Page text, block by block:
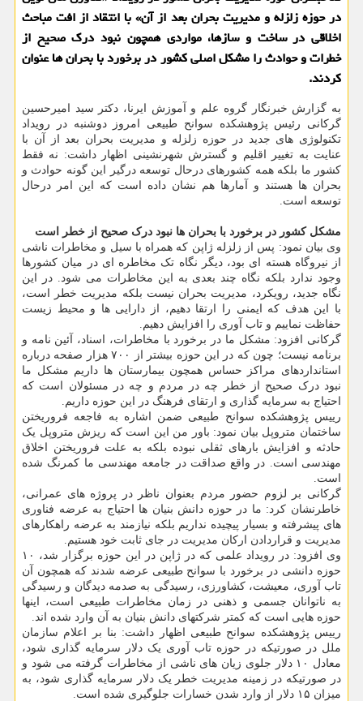
در حوزه زلزله و مدیریت بحران بعد از آن» با انتقاد از افت مباحث
اخلاقی در ساخت و سازها، مواردی همچون نبود درک صحیح از
خطرات و حوادث را مشکل اصلی کشور در برخورد با بحران ها عنوان
کردند.
به گزارش خبرنگار گروه علم و آموزش ایرنا، دکتر سید امیرحسین
گرکانی رئیس پژوهشکده سوانح طبیعی امروز دوشنبه در رویداد
تکنولوژی های جدید در حوزه زلزله و مدیریت بحران بعد از آن با
عنایت به تغییر اقلیم و گسترش شهرنشینی اظهار داشت: نه فقط
کشور ما بلکه همه کشورهای درحال توسعه درگیر این گونه حوادث و
بحران ها هستند و آمارها هم نشان داده است که این امر درحال
توسعه است.
مشکل کشور در برخورد با بحران ها نبود درک صحیح از خطر است
وی بیان نمود: پس از زلزله ژاپن که همراه با سیل و مخاطرات ناشی
از نیروگاه هسته ای بود، دیگر نگاه تک مخاطره ای در میان کشورها
وجود ندارد بلکه نگاه چند بعدی به این مخاطرات می شود. در این
نگاه جدید، رویکرد، مدیریت بحران نیست بلکه مدیریت خطر است،
با این هدف که ایمنی را ارتقا دهیم، از دارایی ها و محیط زیست
حفاظت نماییم و تاب آوری را افزایش دهیم.
گرکانی افزود: مشکل ما در برخورد با مخاطرات، اسناد، آئین نامه و
برنامه نیست؛ چون که در این حوزه بیشتر از ۷۰۰ هزار صفحه درباره
استانداردهای مراکز حساس همچون بیمارستان ها داریم مشکل ما
نبود درک صحیح از خطر چه در مردم و چه در مسئولان است که
احتیاج به سرمایه گذاری و ارتقای فرهنگ در این حوزه داریم.
رییس پژوهشکده سوانح طبیعی ضمن اشاره به فاجعه فروریختن
ساختمان متروپل بیان نمود: باور من این است که ریزش متروپل یک
حادثه و افزایش بارهای ثقلی نبوده بلکه به علت فروریختن اخلاق
مهندسی است. در واقع صداقت در جامعه مهندسی ما کمرنگ شده
است.
گرکانی بر لزوم حضور مردم بعنوان ناظر در پروژه های عمرانی،
خاطرنشان کرد: ما در حوزه دانش بنیان ها احتیاج به عرضه فناوری
های پیشرفته و بسیار پیچیده نداریم بلکه نیازمند به عرضه راهکارهای
مدیریت و قراردادن ارکان مدیریت در جای ثابت خود هستیم.
وی افزود: در رویداد علمی که در ژاپن در این حوزه برگزار شد، ۱۰
حوزه دانشی در برخورد با سوانح طبیعی عرضه شدند که همچون آن
تاب آوری، معیشت، کشاورزی، رسیدگی به صدمه دیدگان و رسیدگی
به ناتوانان جسمی و ذهنی در زمان مخاطرات طبیعی است، اینها
حوزه هایی است که کمتر شرکتهای دانش بنیان به آن وارد شده اند.
رییس پژوهشکده سوانح طبیعی اظهار داشت: بنا بر اعلام سازمان
ملل در صورتیکه در حوزه تاب آوری یک دلار سرمایه گذاری شود،
معادل ۱۰ دلار جلوی زیان های ناشی از مخاطرات گرفته می شود و
در صورتیکه در زمینه مدیریت خطر یک دلار سرمایه گذاری شود، به
میزان ۱۵ دلار از وارد شدن خسارات جلوگیری شده است.